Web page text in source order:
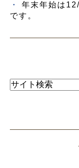
年末年始は
です。